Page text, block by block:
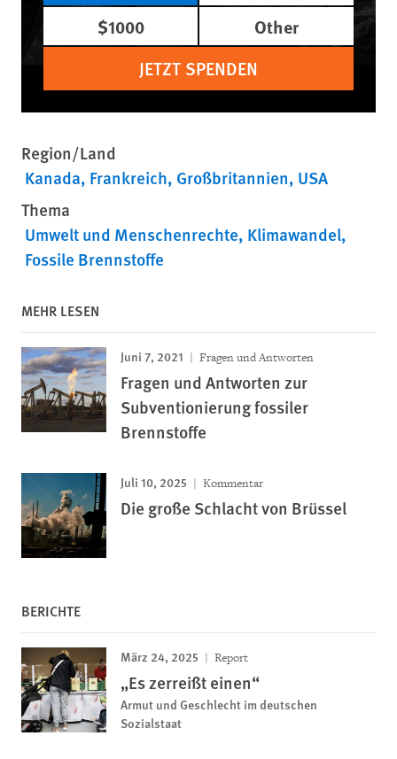
$1000
Other
JETZT SPENDEN
Region/Land
Kanada Frankreich Großbritannien USA
Thema
Umwelt und Menschenrechte Klimawandel
Fossile Brennstoffe
MEHR LESEN
Juni 7, 2021 Fragen und Antworten
Fragen und Antworten zur
Subventionierung fossiler
Brennstoffe
Juli 10, 2025 Kommentar
Die große Schlacht von Brüssel
BERICHTE
März 24, 2025 Report
„Es zerreißt einen“
Armut und Geschlecht im deutschen
Sozialstaat